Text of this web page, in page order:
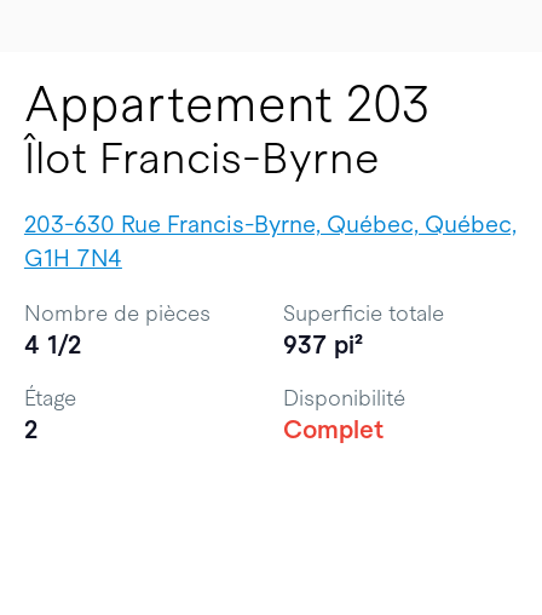
Appartement 203
Îlot Francis-Byrne
203-630 Rue Francis-Byrne, Québec, Québec,
G1H 7N4
Nombre de pièces
4 1/2
Superficie totale
937 pi²
Étage
2
Disponibilité
Complet